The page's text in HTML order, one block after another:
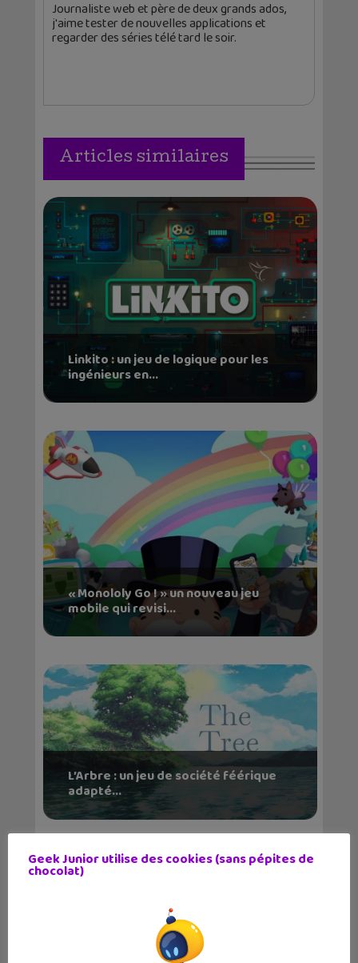
Journaliste web et père de deux grands ados,
j'aime tester de nouvelles applications et
regarder des séries télé tard le soir.
Articles similaires
Linkito : un jeu de logique pour les
ingénieurs en...
« Monololy Go ! » un nouveau jeu
mobile qui revisi...
L’Arbre : un jeu de société féérique
adapté...
GO Beyond : Pokémon Go offre sa
Geek Junior utilise des cookies (sans pépites de
chocolat)